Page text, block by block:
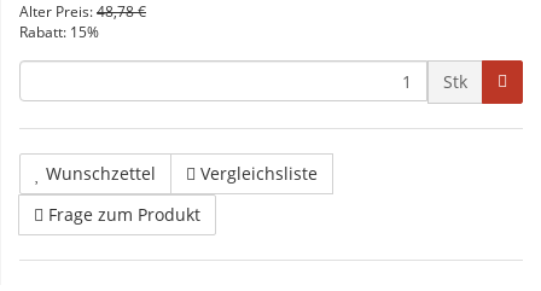
Alter Preis:48,78 €
Rabatt: 15%
Stk
Wunschzettel
Vergleichsliste
Frage zum Produkt